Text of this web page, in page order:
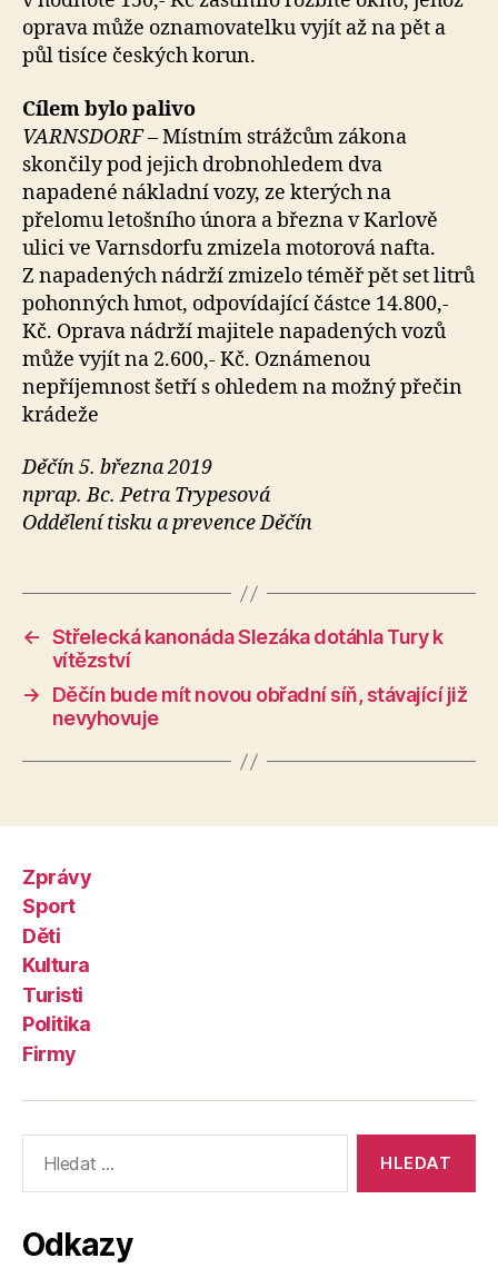
oprava může oznamovatelku vyjít až na pět a
půl tisíce českých korun.
Cílem bylo palivo
VARNSDORF –Místním strážcům zákona
skončily pod jejich drobnohledem dva
napadené nákladní vozy, ze kterých na
přelomu letošního února a března v Karlově
ulici ve Varnsdorfu zmizela motorová nafta.
Z napadených nádrží zmizelo téměř pět set litrů
pohonných hmot, odpovídající částce 14.800,-
Kč. Oprava nádrží majitele napadených vozů
může vyjít na 2.600,- Kč. Oznámenou
nepříjemnost šetří s ohledem na možný přečin
krádeže
Děčín 5. března 2019
nprap. Bc. Petra Trypesová
Oddělení tisku a prevence Děčín
← Střelecká kanonáda Slezáka dotáhla Tury k
vítězství
→
Děčín bude mít novou obřadní síň, stávající již
nevyhovuje
Zprávy
Sport
Děti
Kultura
Turisti
Politika
Firmy
vyhledávání:
Odkazy